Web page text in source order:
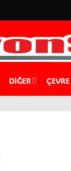
DIĞER ÇEVRE